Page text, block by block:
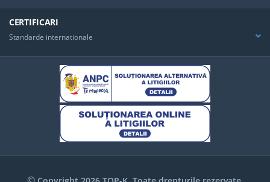
CERTIFICARI
Standarde internationale